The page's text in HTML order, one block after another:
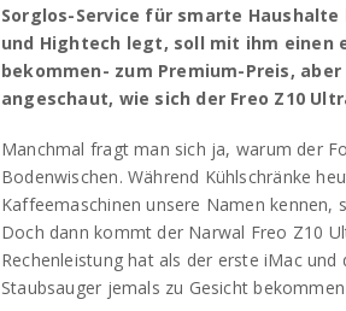
Sorglos-Service für smarte
und Hightech legt, soll mit ihm einen
bekommen- zum Premium-Preis,
angeschaut, wie sich der Freo Z10
Manchmal fragt man sich ja, warum der
Bodenwischen. Während Kühlschränke
Kaffeemaschinen unsere Namen kennen,
Doch dann kommt der Narwal Freo Z10
Rechenleistung hat als der erste iMac
Staubsauger jemals zu Gesicht